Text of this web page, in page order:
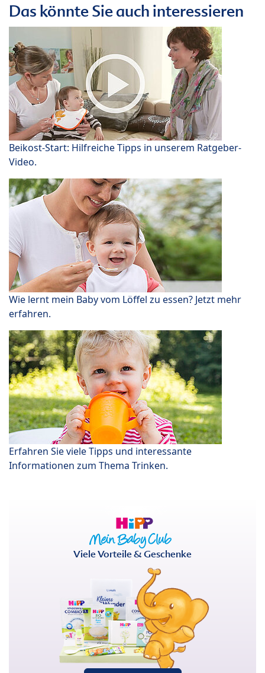
Das könnte Sie auch interessieren
Beikost-Start: Hilfreiche Tipps in unserem Ratgeber-
Video.
Wie lernt mein Baby vom Löffel zu essen? Jetzt mehr
erfahren.
Erfahren Sie viele Tipps und interessante
Informationen zum Thema Trinken.
Viele Vorteile & Geschenke